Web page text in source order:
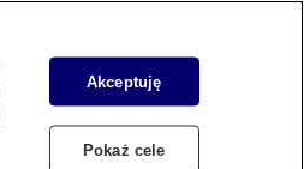
Akceptuję
Pokaż cele